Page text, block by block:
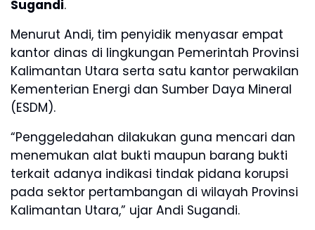
Sugandi.
Menurut Andi, tim penyidik menyasar empat
kantor dinas di lingkungan Pemerintah Provinsi
Kalimantan Utara serta satu kantor perwakilan
Kementerian Energi dan Sumber Daya Mineral
(ESDM).
“Penggeledahan dilakukan guna mencari dan
menemukan alat bukti maupun barang bukti
terkait adanya indikasi tindak pidana korupsi
pada sektor pertambangan di wilayah Provinsi
Kalimantan Utara,” ujar Andi Sugandi.